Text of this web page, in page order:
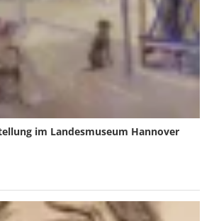
im Landesmuseum Hannover